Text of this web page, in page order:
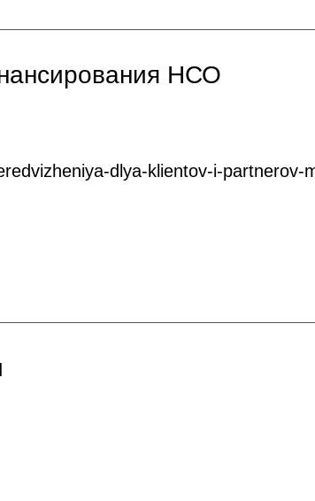
НСО
dlya-klientov-i-partnerov-